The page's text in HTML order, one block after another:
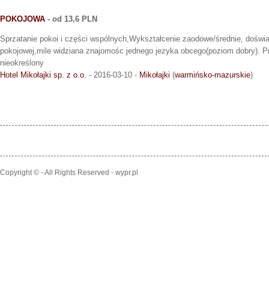
POKOJOWA - od 13,6 PLN
Sprzatanie pokoi i części wspólnych,Wykształcenie zaodowe/średnie,
pokojowej,mile widziana znajomośc jednego jezyka obcego(poziom dobry).
nieokreślony
Hotel Mikołajki sp. z o.o. - 2016-03-10 - Mikołajki (warmińsko-mazurskie)
Copyright © - All Rights Reserved - wypr.pl